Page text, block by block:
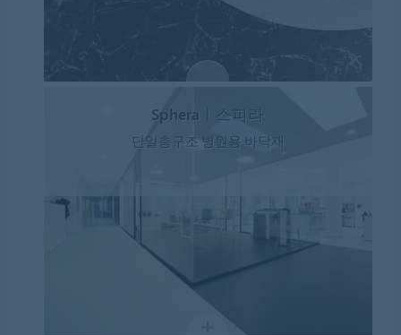
Spheraㅣ스피라
단일층구조 병원용 바닥재